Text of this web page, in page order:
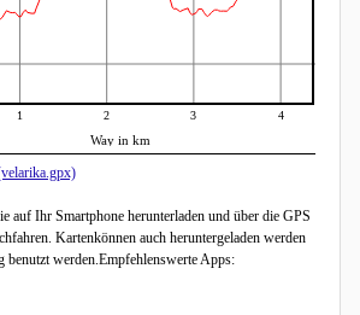
Way in km
1 2 3 4
auf Ihr Smartphone herunterladen und über die GPS
Kartenkönnen auch heruntergeladen werden
benutzt werden.Empfehlenswerte Apps: